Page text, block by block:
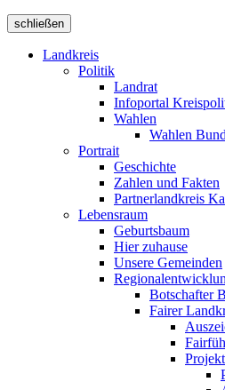
schließen
Landkreis
Politik
Landrat
Infoportal
Wahlen
Wahlen
Portrait
Geschichte
Zahlen und Fakten
Partnerlandkreis
Lebensraum
Geburtsbaum
Hier zuhause
Unsere Gemeinden
Botschafter
Fairer